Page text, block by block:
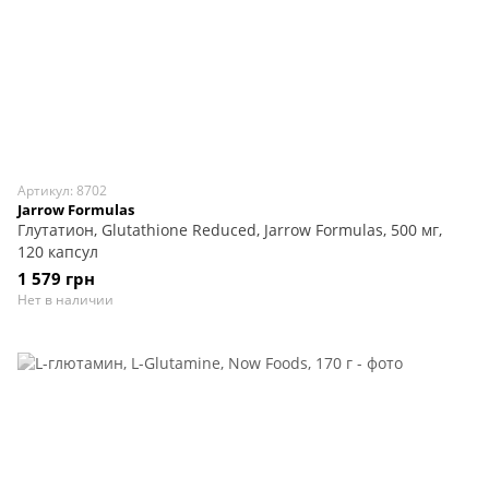
Артикул: 8702
Jarrow Formulas
Глутатион, Glutathione Reduced, Jarrow Formulas, 500 мг,
120 капсул
1 579 грн
Нет в наличии